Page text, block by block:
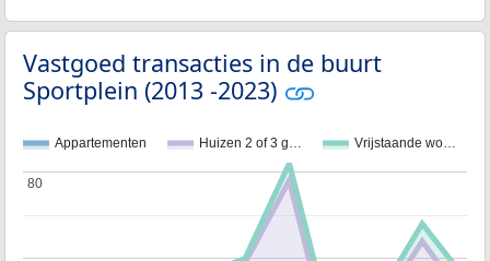
Vastgoed transacties in de buurt
Sportplein (2013 -2023)
Appartementen Huizen 2 of 3 g… Vrijstaande wo…
80
80